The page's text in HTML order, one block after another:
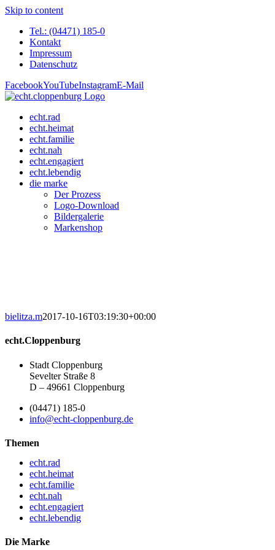
Skip to content
Tel.: (04471) 185-0
Kontakt
Impressum
Datenschutz
FacebookYouTubeInstagramE-Mail
echt.rad
echt.heimat
echt.familie
echt.nah
echt.engagiert
echt.lebendig
die marke
Der Prozess
Logo-Download
Bildergalerie
Markenshop
bielitza.m2017-10-16T03:19:30+00:00
echt.Cloppenburg
Stadt Cloppenburg
Sevelter Straße 8
D – 49661 Cloppenburg
(04471) 185-0
info@echt-cloppenburg.de
Themen
echt.rad
echt.heimat
echt.familie
echt.nah
echt.engagiert
echt.lebendig
Die Marke